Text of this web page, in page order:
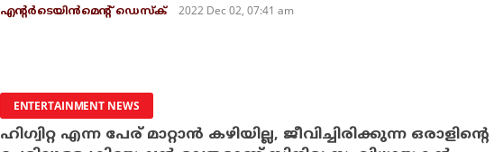
എന്റര്‍ടെയിന്‍മെന്റ് ഡെസ്‌ക് 2022 Dec 02, 07:41 am
ENTERTAINMENT NEWS
ഹിഗ്വിറ്റ എന്ന പേര് മാറ്റാന്‍ കഴിയില്ല, ജീവിച്ചിരിക്കുന്ന ഒരാളിന്റെ